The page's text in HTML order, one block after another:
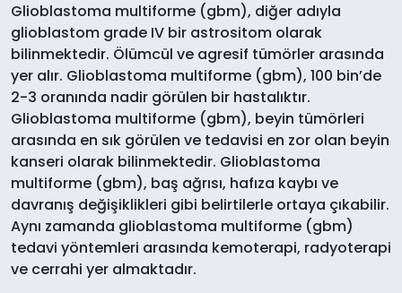
Glioblastoma multiforme (gbm), diğer adıyla
glioblastom grade IV bir astrositom olarak
bilinmektedir. Ölümcül ve agresif tümörler arasında
yer alır. Glioblastoma multiforme (gbm), 100 bin’de
2-3 oranında nadir görülen bir hastalıktır.
Glioblastoma multiforme (gbm), beyin tümörleri
arasında en sık görülen ve tedavisi en zor olan beyin
kanseri olarak bilinmektedir. Glioblastoma
multiforme (gbm), baş ağrısı, hafıza kaybı ve
davranış değişiklikleri gibi belirtilerle ortaya çıkabilir.
Aynı zamanda glioblastoma multiforme (gbm)
tedavi yöntemleri arasında kemoterapi, radyoterapi
ve cerrahi yer almaktadır.